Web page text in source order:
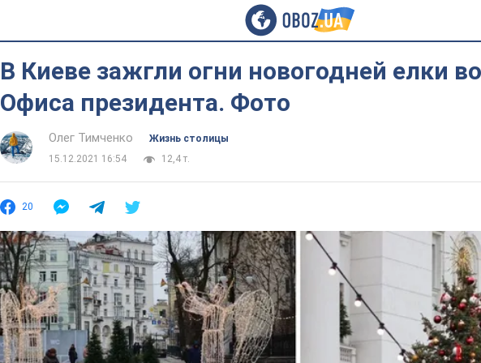
В Киеве зажгли огни новогодней елки
Офиса президента. Фото
Олег Тимченко
Жизнь столицы
15.12.2021 16:54
12,4 т.
20